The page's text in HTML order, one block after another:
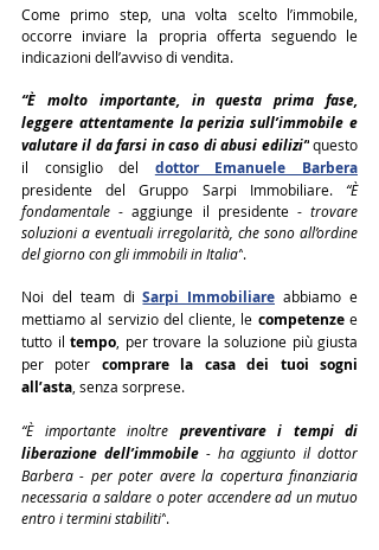
Come primo step, una volta scelto l’immobile,
occorre inviare la propria offerta seguendo le
indicazioni dell’avviso di vendita.
“È molto importante, in questa prima fase,
leggere attentamente la perizia sull’immobile e
valutare il da farsi in caso di abusi edilizi” questo
il consiglio del dottor Emanuele Barbera
presidente del Gruppo Sarpi Immobiliare. “È
fondamentale - aggiunge il presidente - trovare
soluzioni a eventuali irregolarità, che sono all’ordine
del giorno con gli immobili in Italia”.
Noi del team di Sarpi Immobiliare abbiamo e
mettiamo al servizio del cliente, le competenze e
tutto il tempo, per trovare la soluzione più giusta
per poter comprare la casa dei tuoi sogni
all’asta, senza sorprese.
“È importante inoltre preventivare i tempi di
liberazione dell’immobile - ha aggiunto il dottor
Barbera - per poter avere la copertura finanziaria
necessaria a saldare o poter accendere ad un mutuo
entro i termini stabiliti”.